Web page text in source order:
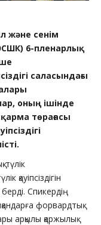
және сенім
6-пленарлық
саласындағы
оның ішінде
төрағасы
қауіпсіздігін
Спикердің
форвардтық
арқылы қаржылық